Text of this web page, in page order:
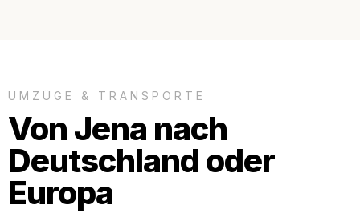
UMZÜGE & TRANSPORTE
Von Jena nach
Deutschland oder
Europa